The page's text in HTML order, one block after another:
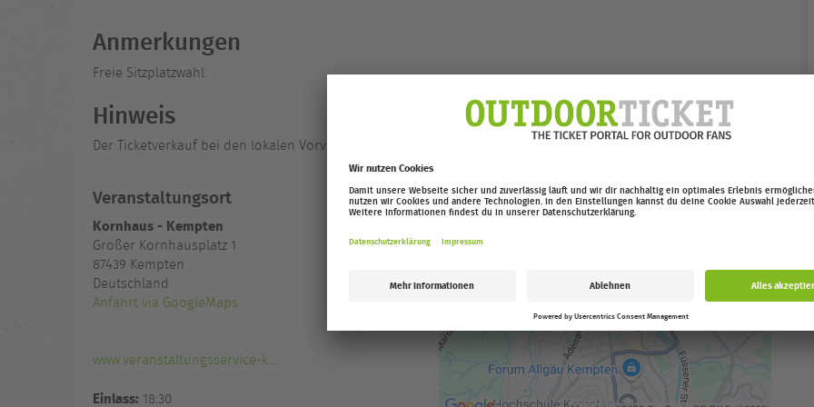
Anmerkungen
Freie Sitzplatzwahl.
Hinweis
Der Ticketverkauf bei den lokalen Vorverkaufspartnern startet ab November.
Veranstaltungsort
Kornhaus - Kempten
Großer Kornhausplatz 1
87439 Kempten
Deutschland
Anfahrt via GoogleMaps
www.veranstaltungsservice-k...
Einlass: 18:30